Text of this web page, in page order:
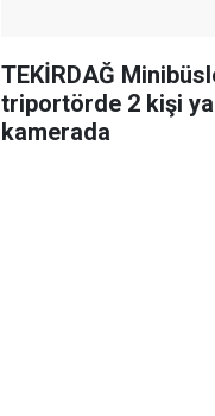
TEKİRDAĞ
triportörde 2 kişi
kamerada